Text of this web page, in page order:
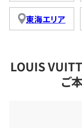
東海エリア
LOUIS
ご